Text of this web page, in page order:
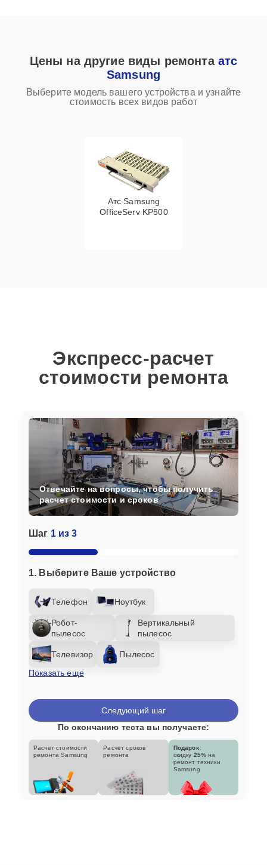
Цены на другие виды ремонта атс
Samsung
Выберите модель вашего устройства и узнайте
стоимость всех видов работ
Атс Samsung
OfficeServ KP500
Экспресс-расчет
стоимости ремонта
Шаг 1 из 3
1. Выберите Ваше устройство
Телефон Ноутбук
Робот-
пылесос
Вертикальный
пылесос
Телевизор
Пылесос
Показать еще
Отвечайте на вопросы, чтобы получить
расчет стоимости и сроков
Следующий шаг
По окончанию теста вы получаете:
Расчет стоимости
ремонта Samsung
Расчет сроков
ремонта
Подарок:
скидку 25% на
ремонт техники
Samsung